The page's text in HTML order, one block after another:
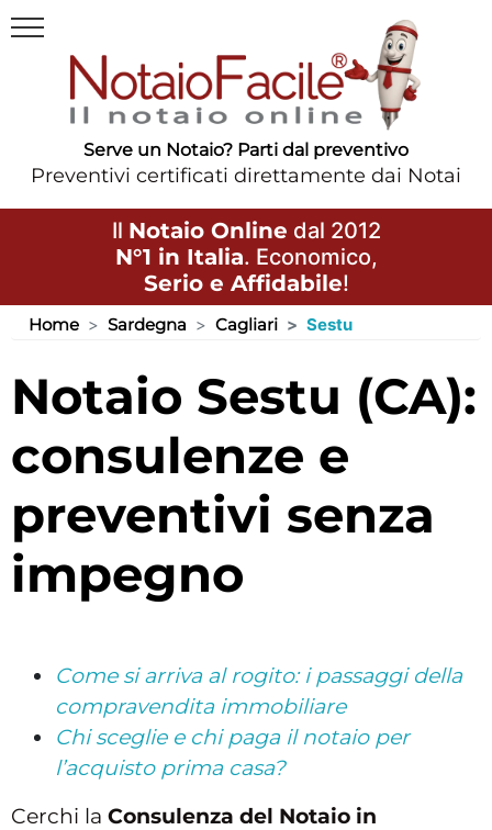
Serve un Notaio? Parti dal preventivo
Preventivi certificati direttamente dai Notai
Il Notaio Online dal 2012
N°1 in Italia. Economico,
Serio e Affidabile!
Home Sardegna Cagliari Sestu
Notaio Sestu (CA):
consulenze e
preventivi senza
impegno
Come si arriva al rogito: i passaggi della
compravendita immobiliare
Chi sceglie e chi paga il notaio per
l’acquisto prima casa?
Cerchi la Consulenza del Notaio in